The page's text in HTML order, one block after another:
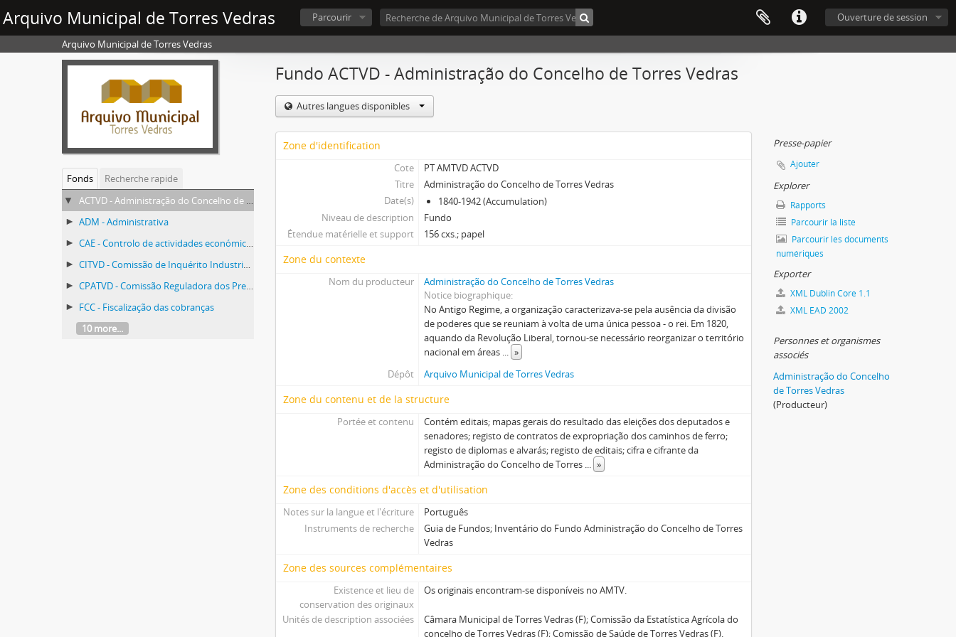
Arquivo Municipal de Torres Vedras Ouverture de session
Parcourir
Arquivo Municipal de Torres Vedras
Fonds
Recherche rapide
ACTVD - Administração do Concelho de Torres Vedras
ADM - Administrativa
CAE - Controlo de actividades económicas
CITVD - Comissão de Inquérito Industrial de Torres Vedras
CPATVD - Comissão Reguladora dos Preços dos Géneros Alimentícios
FCC - Fiscalização das cobranças
10 more...
Fundo ACTVD - Administração do Concelho de Torres Vedras
Autres langues disponibles
Zone d'identification
Cote
PT AMTVD ACTVD
Titre
Administração do Concelho de Torres Vedras
Date(s)
1840-1942 (Accumulation)
Niveau de description
Fundo
Étendue matérielle et support
156 cxs.; papel
Zone du contexte
Nom du producteur
Administração do Concelho de Torres Vedras
Notice biographique
No Antigo Regime, a organização caracterizava-se pela ausência da divisão
de poderes que se reuniam à volta de uma única pessoa - o rei. Em 1820,
aquando da Revolução Liberal, tornou-se necessário reorganizar o território
nacional em áreas ... »
Dépôt
Arquivo Municipal de Torres Vedras
Zone du contenu et de la structure
Portée et contenu
Contém editais; mapas gerais do resultado das eleições dos deputados e
senadores; registo de contratos de expropriação dos caminhos de ferro;
registo de diplomas e alvarás; registo de editais; cifra e cifrante da
Administração do Concelho de Torres ... »
Zone des conditions d'accès et d'utilisation
Notes sur la langue et l'écriture
Português
Instruments de recherche
Guia de Fundos; Inventário do Fundo Administração do Concelho de Torres
Vedras
Zone des sources complémentaires
Existence et lieu de
conservation des originaux
Os originais encontram-se disponíveis no AMTV.
Unités de description associées
Câmara Municipal de Torres Vedras (F); Comissão da Estatística Agrícola do
concelho de Torres Vedras (F); Comissão de Saúde de Torres Vedras (F).
Presse-papier
Ajouter
Explorer
Rapports
Parcourir la liste
Parcourir les documents
numériques
Exporter
XML Dublin Core 1.1
XML EAD 2002
Personnes et organismes
associés
Administração do Concelho
de Torres Vedras
(Producteur)